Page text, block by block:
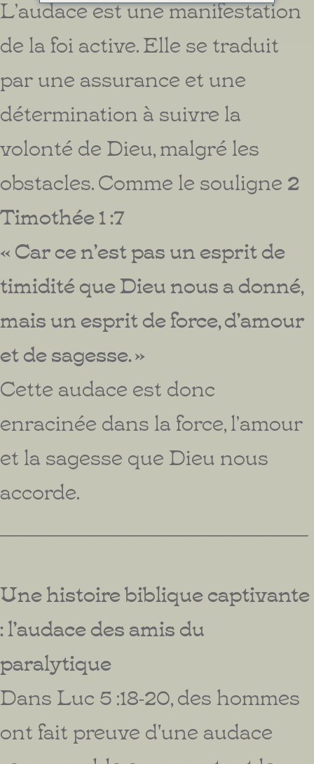
L’audace est une manifestation
de la foi active. Elle se traduit
par une assurance et une
détermination à suivre la
volonté de Dieu, malgré les
obstacles. Comme le souligne 2
Timothée 1 :7
« Car ce n’est pas un esprit de
timidité que Dieu nous a donné,
mais un esprit de force, d’amour
et de sagesse. »
Cette audace est donc
enracinée dans la force, l’amour
et la sagesse que Dieu nous
accorde.
Une histoire biblique captivante
: l’audace des amis du
paralytique
Dans Luc 5 :18-20, des hommes
ont fait preuve d'une audace